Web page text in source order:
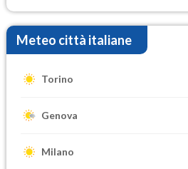
Meteo città italiane
Torino
Genova
Milano